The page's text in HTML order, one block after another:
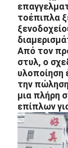
τοέπιπλα
Από τον
στυλ, ο
υλοποίηση
την
μια πλήρη
επίπλων